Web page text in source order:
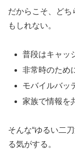
だからこそ、ど
もしれない。
普段はキャッ
非常時のため
モバイルバッ
家族で情報を
そんな“ゆるい二
る気がする。